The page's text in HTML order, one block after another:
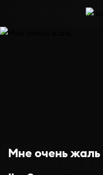
Мне очень жаль